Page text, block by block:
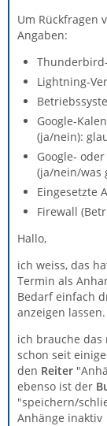
Um Rückfragen
Angaben:
Lightning-
Google-
(ja/nein):
Google-
(ja/nein/was
Eingesetzte
Firewall
Hallo,
ich weiss, das
Termin als
Bedarf einfach
anzeigen lassen.
ich brauche
schon seit
den Reiter
ebenso ist der
"speichern/
Anhänge inaktiv